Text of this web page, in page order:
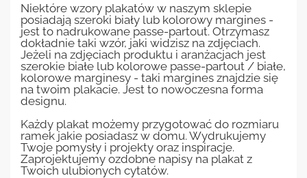
Niektóre wzory plakatów w naszym sklepie
posiadają szeroki biały lub kolorowy margines -
jest to nadrukowane passe-partout. Otrzymasz
dokładnie taki wzór, jaki widzisz na zdjęciach.
Jeżeli na zdjęciach produktu i aranżacjach jest
szerokie białe lub kolorowe passe-partout / białe,
kolorowe marginesy - taki margines znajdzie się
na twoim plakacie. Jest to nowoczesna forma
designu.
Każdy plakat możemy przygotować do rozmiaru
ramek jakie posiadasz w domu. Wydrukujemy
Twoje pomysły i projekty oraz inspiracje.
Zaprojektujemy ozdobne napisy na plakat z
Twoich ulubionych cytatów.